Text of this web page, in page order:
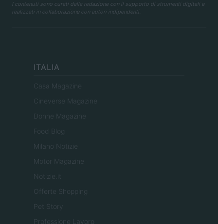
I contenuti sono curati dalla redazione con il supporto di strumenti digitali e
realizzati in collaborazione con autori indipendenti.
ITALIA
Casa Magazine
Cineverse Magazine
Donne Magazine
Food Blog
Milano Notizie
Motor Magazine
Notizie.it
Offerte Shopping
Pet Story
Professione Lavoro